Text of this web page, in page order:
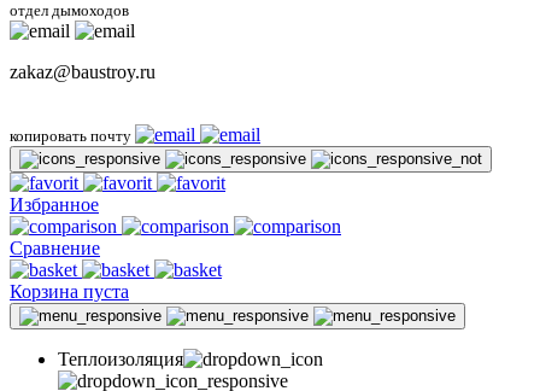
отдел дымоходов
zakaz@baustroy.ru
копировать почту
Избранное
Сравнение
Корзина пуста
Теплоизоляция